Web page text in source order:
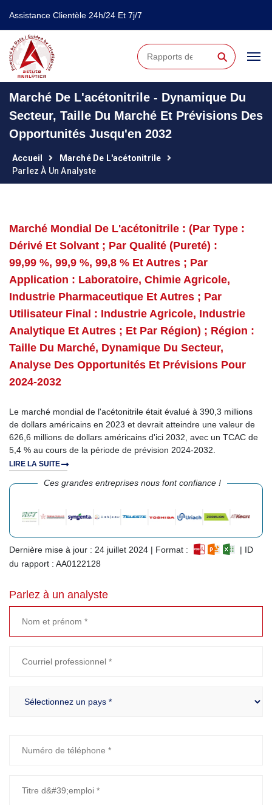
Assistance Clientèle 24h/24 Et 7j/7
⚲
Marché De L'acétonitrile - Dynamique Du
Secteur, Taille Du Marché Et Prévisions Des
Opportunités Jusqu'en 2032
Accueil
Marché De L'acétonitrile
Parlez À Un Analyste
Marché Mondial De L'acétonitrile : (Par Type :
Dérivé Et Solvant ; Par Qualité (pureté) :
99,99 %, 99,9 %, 99,8 % Et Autres ; Par
Application : Laboratoire, Chimie Agricole,
Industrie Pharmaceutique Et Autres ; Par
Utilisateur Final : Industrie Agricole, Industrie
Analytique Et Autres ; Et Par Région) ; Région :
Taille Du Marché, Dynamique Du Secteur,
Analyse Des Opportunités Et Prévisions Pour
2024-2032
Le marché mondial de l'acétonitrile était évalué à 390,3 millions
de dollars américains en 2023 et devrait atteindre une valeur de
626,6 millions de dollars américains d'ici 2032, avec un TCAC de
5,4 % au cours de la période de prévision 2024-2032.
LIRE LA SUITE
Ces grandes entreprises nous font confiance !
Dernière mise à jour : 24 juillet 2024 | Format :
| ID
du rapport : AA0122128
Parlez à un analyste